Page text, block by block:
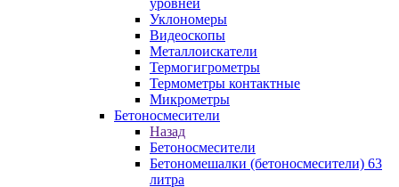
уровней
Уклономеры
Видеоскопы
Металлоискатели
Термогигрометры
Термометры контактные
Микрометры
Бетоносмесители
Назад
Бетоносмесители
Бетономешалки (бетоносмесители) 63
литра